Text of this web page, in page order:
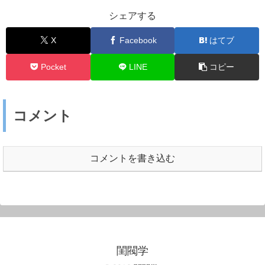
シェアする
X Facebook はてブ
Pocket LINE コピー
コメント
コメントを書き込む
閨閥学